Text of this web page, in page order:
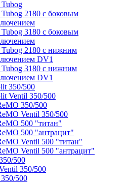
2180 с боковым
3180 с боковым
2180 с нижним
DV1
3180 с нижним
DV1
350/500
Ventil 350/500
350/500
Ventil 350/500
500 "титан"
500 "антрацит"
Ventil 500 "титан"
Ventil 500 "антрацит"
500
350/500
500